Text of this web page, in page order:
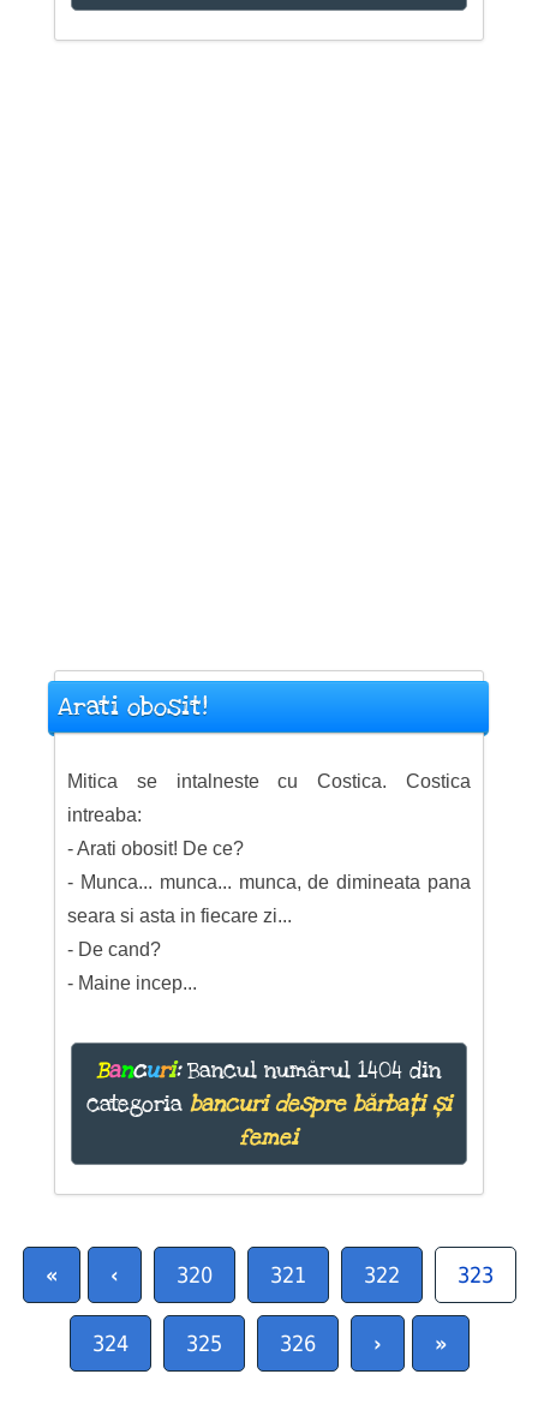
Arati obosit!
Mitica se intalneste cu Costica. Costica
intreaba:
- Arati obosit! De ce?
- Munca... munca... munca, de dimineata pana
seara si asta in fiecare zi...
- De cand?
- Maine incep...
Bancuri:Bancul numărul 1404 din
categoria bancuri despre bărbați și
femei
« ‹ 320 321 322 323
324 325 326 › »